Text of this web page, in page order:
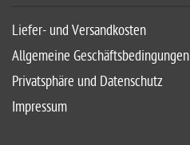
Liefer- und Versandkosten
Allgemeine Geschäftsbedingungen
Privatsphäre und Datenschutz
Impressum